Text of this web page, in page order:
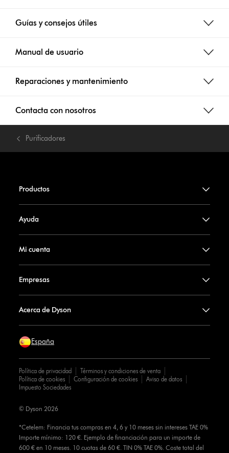
Guías y consejos útiles
Manual de usuario
Reparaciones y mantenimiento
Contacta con nosotros
Purificadores
Productos
Ayuda
Mi cuenta
Empresas
Acerca de Dyson
España
Política de privacidad
Términos y condiciones de venta
Política de cookies
Configuración de cookies
Aviso de datos
Impuesto Sociedades
*Cetelem: Financia tus compras en 4, 6 y 10 meses sin intereses TAE 0%
Importe mínimo: 120 €. Ejemplo de financiación para un importe de
600 € en 10 meses. 10 cuotas de 60 €. TIN 0% TAE 0%. Coste total del
© Dyson 2026